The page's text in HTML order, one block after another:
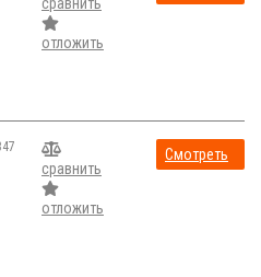
сравнить
отложить
стоимость
сравнить
отложить
Смотреть
стоимость